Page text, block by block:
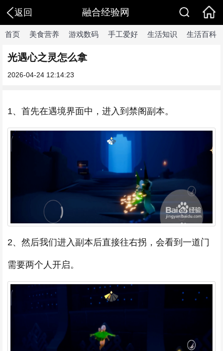
返回 融合经验网
首页 美食营养 游戏数码 手工爱好 生活知识 生活百科
光遇心之灵怎么拿
2026-04-24 12:14:23
1、首先在遇境界面中，进入到禁阁副本。
2、然后我们进入副本后直接往右拐，会看到一道门
需要两个人开启。